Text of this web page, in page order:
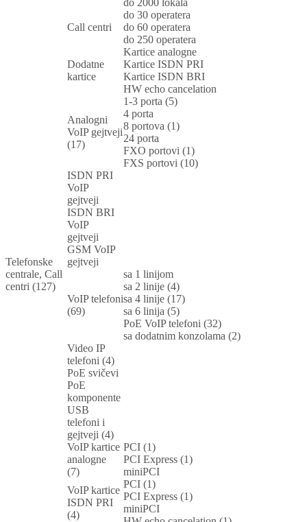
Telefonske
centrale, Call
centri (127)
do 2000 lokala
Call centri
do 30 operatera
do 60 operatera
do 250 operatera
Dodatne
kartice
Kartice analogne
Kartice ISDN PRI
Kartice ISDN BRI
HW echo cancelation
Analogni
VoIP gejtveji
(17)
1-3 porta (5)
4 porta
8 portova (1)
24 porta
FXO portovi (1)
FXS portovi (10)
ISDN PRI
VoIP
gejtveji
ISDN BRI
VoIP
gejtveji
GSM VoIP
gejtveji
VoIP telefoni
(69)
sa 1 linijom
sa 2 linije (4)
sa 4 linije (17)
sa 6 linija (5)
PoE VoIP telefoni (32)
sa dodatnim konzolama (2)
Video IP
telefoni (4)
PoE svičevi
PoE
komponente
USB
telefoni i
gejtveji (4)
VoIP kartice
analogne
(7)
PCI (1)
PCI Express (1)
miniPCI
VoIP kartice
ISDN PRI
(4)
PCI (1)
PCI Express (1)
miniPCI